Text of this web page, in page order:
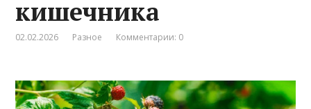
кишечника
02.02.2026 Разное Комментарии: 0